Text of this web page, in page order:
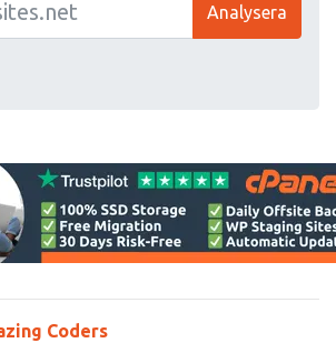
Analysera
Coders